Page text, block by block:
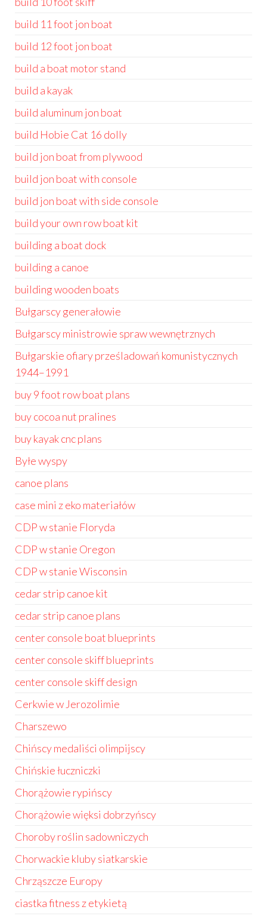
build 11 foot jon boat
build 12 foot jon boat
build a boat motor stand
build a kayak
build aluminum jon boat
build Hobie Cat 16 dolly
build jon boat from plywood
build jon boat with console
build jon boat with side console
build your own row boat kit
building a boat dock
building a canoe
building wooden boats
Bułgarscy generałowie
Bułgarscy ministrowie spraw wewnętrznych
Bułgarskie ofiary prześladowań komunistycznych
1944–1991
buy 9 foot row boat plans
buy cocoa nut pralines
buy kayak cnc plans
Byłe wyspy
canoe plans
case mini z eko materiałów
CDP w stanie Floryda
CDP w stanie Oregon
CDP w stanie Wisconsin
cedar strip canoe kit
cedar strip canoe plans
center console boat blueprints
center console skiff blueprints
center console skiff design
Cerkwie w Jerozolimie
Charszewo
Chińscy medaliści olimpijscy
Chińskie łuczniczki
Chorążowie rypińscy
Chorążowie więksi dobrzyńscy
Choroby roślin sadowniczych
Chorwackie kluby siatkarskie
Chrząszcze Europy
ciastka fitness z etykietą